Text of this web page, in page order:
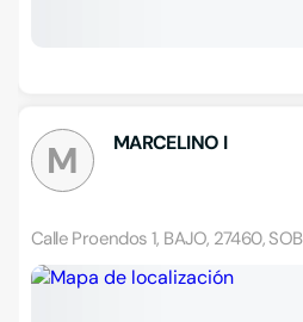
M MARCELINO I
Calle Proendos 1, BAJO, 27460,